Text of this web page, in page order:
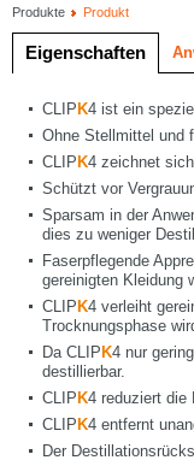
Produkte Produkt
Eigenschaften
CLIP K4 ist ein
Ohne Stellmittel und
CLIP K4 zeichnet
Schützt vor
Sparsam in der
dies zu weniger
Faserpflegende
gereinigten Kleidung
CLIP K4 verleiht
Trocknungsphase
Da CLIP K4 nur
destillierbar.
CLIP K4 reduziert die
CLIP K4 entfernt
Der